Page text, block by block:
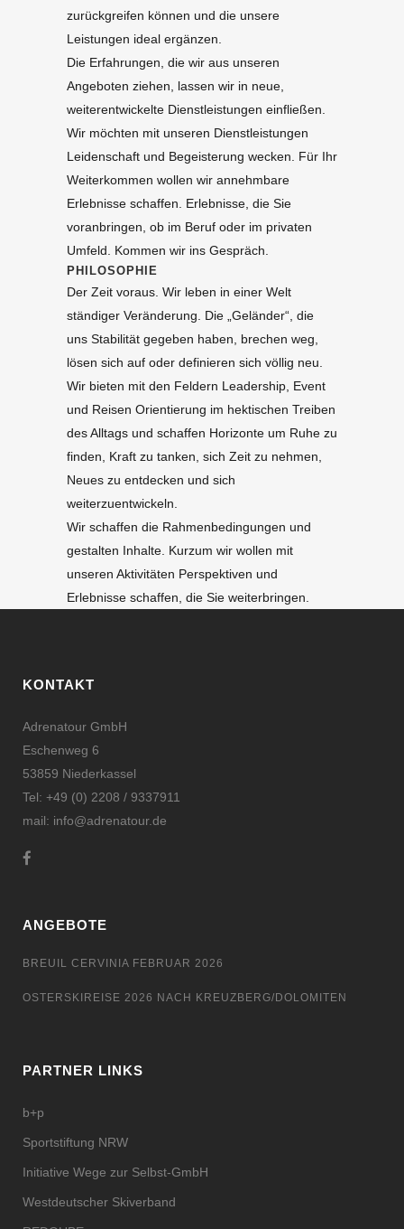
zurückgreifen können und die unsere
Leistungen ideal ergänzen.
Die Erfahrungen, die wir aus unseren
Angeboten ziehen, lassen wir in neue,
weiterentwickelte Dienstleistungen einfließen.
Wir möchten mit unseren Dienstleistungen
Leidenschaft und Begeisterung wecken. Für Ihr
Weiterkommen wollen wir annehmbare
Erlebnisse schaffen. Erlebnisse, die Sie
voranbringen, ob im Beruf oder im privaten
Umfeld. Kommen wir ins Gespräch.
PHILOSOPHIE
Der Zeit voraus. Wir leben in einer Welt
ständiger Veränderung. Die „Geländer“, die
uns Stabilität gegeben haben, brechen weg,
lösen sich auf oder definieren sich völlig neu.
Wir bieten mit den Feldern Leadership, Event
und Reisen Orientierung im hektischen Treiben
des Alltags und schaffen Horizonte um Ruhe zu
finden, Kraft zu tanken, sich Zeit zu nehmen,
Neues zu entdecken und sich
weiterzuentwickeln.
Wir schaffen die Rahmenbedingungen und
gestalten Inhalte. Kurzum wir wollen mit
unseren Aktivitäten Perspektiven und
Erlebnisse schaffen, die Sie weiterbringen.
KONTAKT
Adrenatour GmbH
Eschenweg 6
53859 Niederkassel
Tel: +49 (0) 2208 / 9337911
mail: info@adrenatour.de
ANGEBOTE
BREUIL CERVINIA FEBRUAR 2026
OSTERSKIREISE 2026 NACH KREUZBERG/DOLOMITEN
PARTNER LINKS
b+p
Sportstiftung NRW
Initiative Wege zur Selbst-GmbH
Westdeutscher Skiverband